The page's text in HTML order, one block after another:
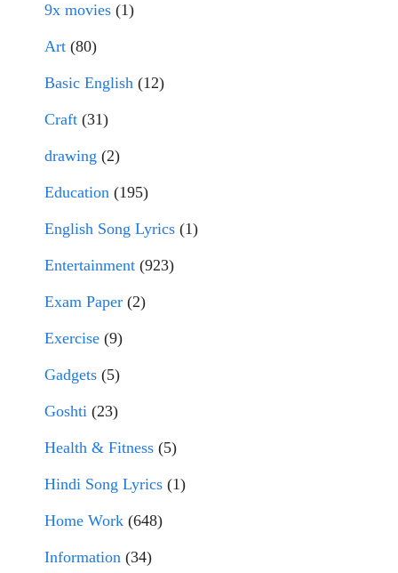
9x movies (1)
Art (80)
Basic English (12)
Craft (31)
drawing (2)
Education (195)
English Song Lyrics (1)
Entertainment (923)
Exam Paper (2)
Exercise (9)
Gadgets (5)
Goshti (23)
Health & Fitness (5)
Hindi Song Lyrics (1)
Home Work (648)
Information (34)